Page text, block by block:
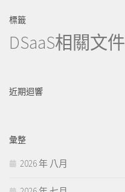
標籤
DSaaS相關文件
近期迴響
彙整
2026 年 八月